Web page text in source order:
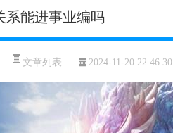
系能进事业编吗
文章列表 2024-11-20 22:46:30